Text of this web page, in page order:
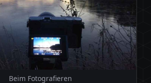
Beim Fotografieren